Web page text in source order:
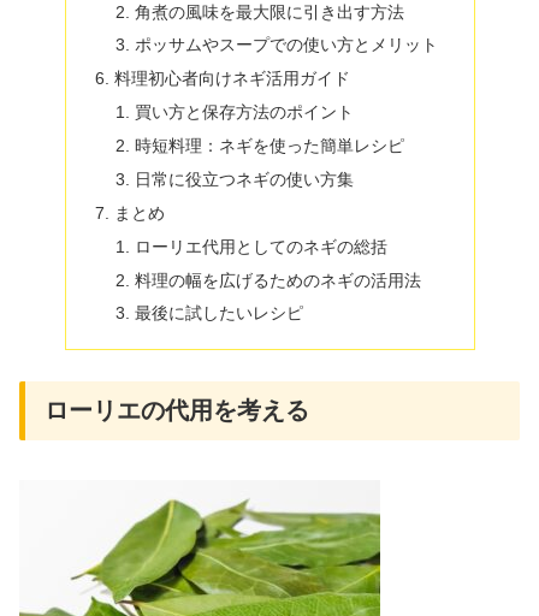
角煮の風味を最大限に引き出す方法
ポッサムやスープでの使い方とメリット
料理初心者向けネギ活用ガイド
買い方と保存方法のポイント
時短料理：ネギを使った簡単レシピ
日常に役立つネギの使い方集
まとめ
ローリエ代用としてのネギの総括
料理の幅を広げるためのネギの活用法
最後に試したいレシピ
ローリエの代用を考える